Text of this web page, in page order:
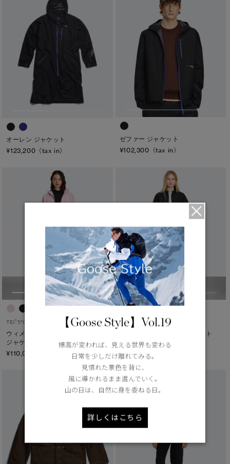
オーレン ジャケット
¥123,200（tax in）
ゼファー ジャケット
¥102,300（tax in）
TEI1 5°C / -5°C
ウィメンズ ホライゾン レイン
ジャケット
¥110,000（tax in）
TEI1 5°C / -5°C
ウィメンズ アクシス ジャケット
¥102,300（tax in）
【Goose Style】Vol.19
標高が変われば、見える世界も変わる
日常を少しだけ離れてみる。
見慣れた景色を背に、
風に導かれるまま進んでいく。
山の日は、自然に身を委ねる日。
詳しくはこちら